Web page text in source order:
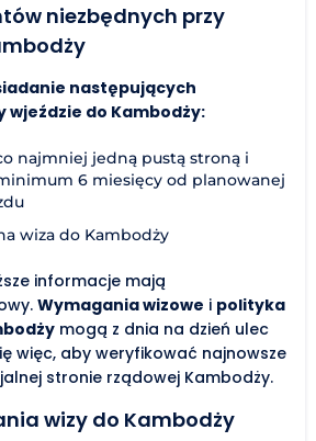
niezbędnych przy
następujących
do Kambodży:
najmniej jedną pustą stroną i
6 miesięcy od planowanej
wiza do Kambodży
informacje mają
Wymagania wizowe i polityka
mogą z dnia na dzień ulec
więc, aby weryfikować najnowsze
stronie rządowej Kambodży.
wizy do Kambodży